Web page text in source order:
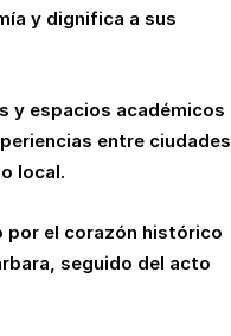
y dignifica a sus
y espacios académicos
entre ciudades
local.
por el corazón histórico
seguido del acto